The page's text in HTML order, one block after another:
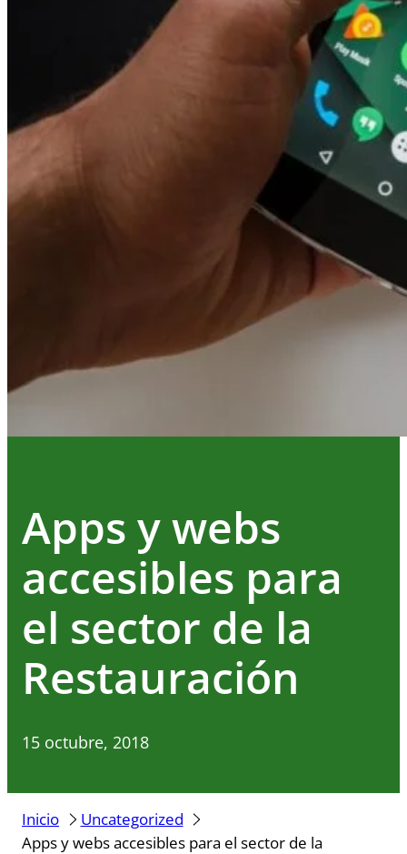
Apps y webs
accesibles para
el sector de la
Restauración
15 octubre, 2018
Inicio
Uncategorized
Apps y webs accesibles para el sector de la